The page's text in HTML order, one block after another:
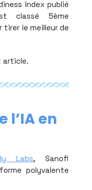
Index publié
classé 5ème
tirer le meilleur de
article.
l’IA en
Labs, Sanofi
polyvalente